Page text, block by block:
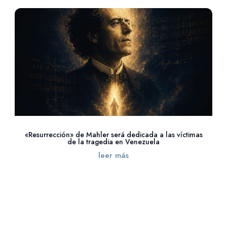
«Resurrección» de Mahler será dedicada a las víctimas
de la tragedia en Venezuela
leer más